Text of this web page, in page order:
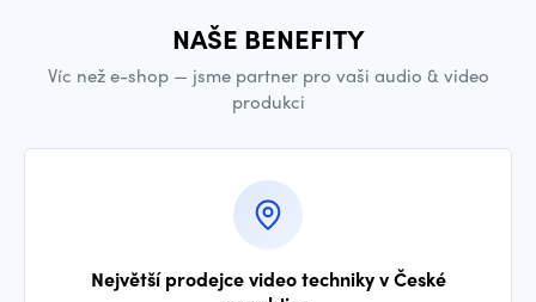
NAŠE BENEFITY
Víc než e-shop — jsme partner pro vaši audio & video
produkci
Největší prodejce video techniky v České